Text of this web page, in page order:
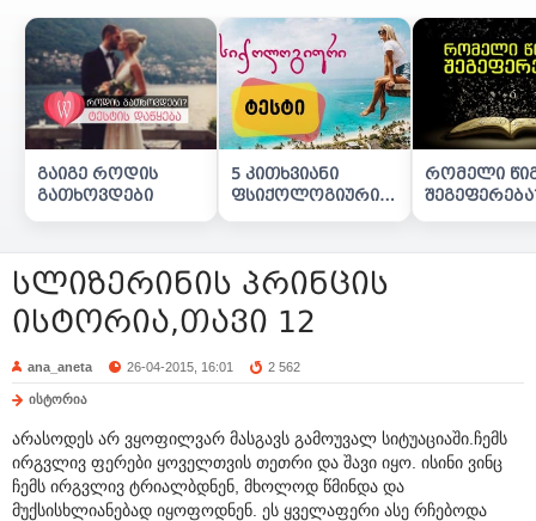
გაიგე როდის
გათხოვდები
5 კითხვიანი
ფსიქოლოგიური
რომელი
სლიზერინის პრინცის
ისტორია,თავი 12
ana_aneta 26-04-2015, 16:01 2 562
ისტორია
არასოდეს არ ვყოფილვარ მასგავს გამოუვალ სიტუაციაში.ჩემს
ირგვლივ ფერები ყოველთვის თეთრი და შავი იყო. ისინი ვინც
ჩემს ირგვლივ ტრიალბდნენ, მხოლოდ წმინდა და
მუქსისხლიანებად იყოფოდნენ. ეს ყველაფერი ასე რჩებოდა